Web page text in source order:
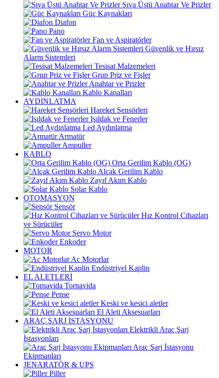
Sıva Üstü Anahtar Ve Prizler
Güç Kaynakları
Diafon
Pano
Fan ve Aspiratörler
Güvenlik ve Hırsız
Alarm Sistemleri
Tesisat Malzemeleri
Grup Priz ve Fişler
Anahtar ve Prizler
Kablo Kanalları
AYDINLATMA
Hareket Sensörleri
Işıldak ve Fenerler
Led Aydınlatma
Armatür
Ampuller
KABLO
Orta Gerilim Kablo (OG)
Alçak Gerilim Kablo
Zayıf Akım Kablo
Solar Kablo
OTOMASYON
Sensör
Hız Kontrol Cihazları
ve Sürücüler
Servo Motor
Enkoder
MOTOR
Ac Motorlar
Endüstriyel Kaplin
EL ALETLERİ
Tornavida
Pense
Keski ve kesici aletler
El Aleti Aksesuarları
ARAÇ ŞARJ İSTASYONU
Elektrikli Araç Şarj
İstasyonları
Araç Şarj İstasyonu
Ekipmanları
JENARATÖR & UPS
Piller